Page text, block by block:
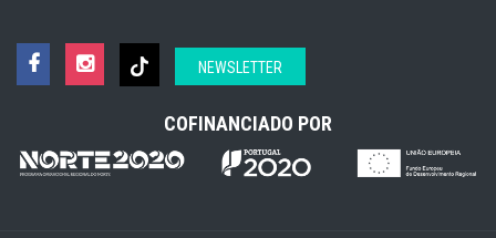
NEWSLETTER
COFINANCIADO POR